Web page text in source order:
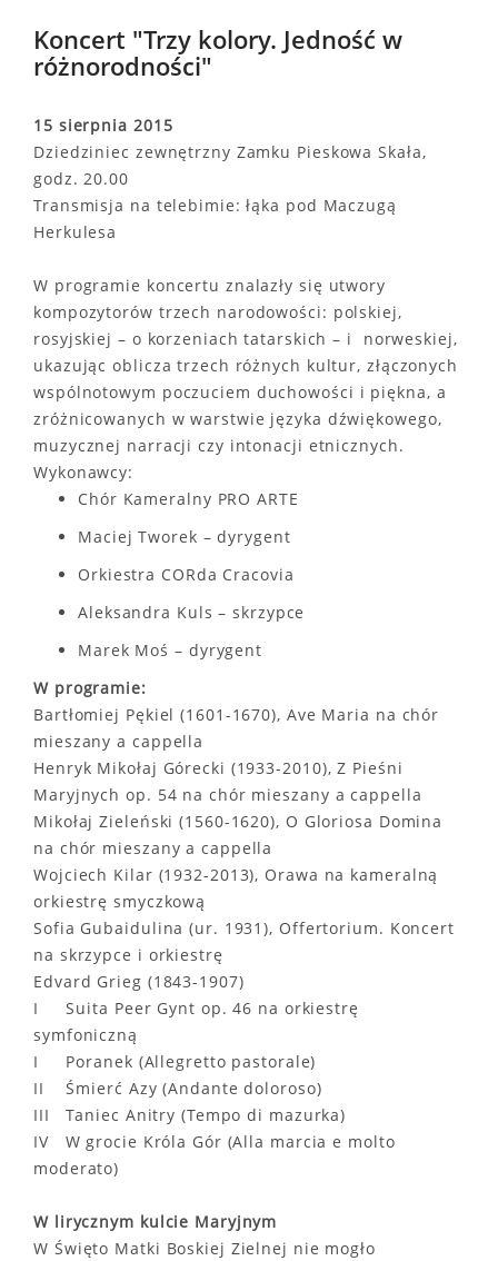
Koncert "Trzy kolory. Jedność w
różnorodności"
15 sierpnia 2015
Dziedziniec zewnętrzny Zamku Pieskowa Skała,
godz. 20.00
Transmisja na telebimie: łąka pod Maczugą
Herkulesa
W programie koncertu znalazły się utwory
kompozytorów trzech narodowości: polskiej,
rosyjskiej – o korzeniach tatarskich – i norweskiej,
ukazując oblicza trzech różnych kultur, złączonych
wspólnotowym poczuciem duchowości i piękna, a
zróżnicowanych w warstwie języka dźwiękowego,
muzycznej narracji czy intonacji etnicznych.
Wykonawcy:
Chór Kameralny PRO ARTE
Maciej Tworek – dyrygent
Orkiestra CORda Cracovia
Aleksandra Kuls – skrzypce
Marek Moś – dyrygent
W programie:
Bartłomiej Pękiel (1601-1670), Ave Maria na chór
mieszany a cappella
Henryk Mikołaj Górecki (1933-2010), Z Pieśni
Maryjnych op. 54 na chór mieszany a cappella
Mikołaj Zieleński (1560-1620), O Gloriosa Domina
na chór mieszany a cappella
Wojciech Kilar (1932-2013), Orawa na kameralną
orkiestrę smyczkową
Sofia Gubaidulina (ur. 1931), Offertorium. Koncert
na skrzypce i orkiestrę
Edvard Grieg (1843-1907)
I Suita Peer Gynt op. 46 na orkiestrę
symfoniczną
I Poranek (Allegretto pastorale)
II Śmierć Azy (Andante doloroso)
III Taniec Anitry (Tempo di mazurka)
IV W grocie Króla Gór (Alla marcia e molto
moderato)
W lirycznym kulcie Maryjnym
W Święto Matki Boskiej Zielnej nie mogło